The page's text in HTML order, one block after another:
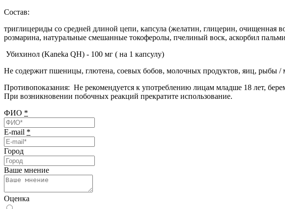
Состав:
триглицериды со средней длиной цепи, капсула (желатин, глицерин, очищенная
розмарина, натуральные смешанные токоферолы, пчелиный воск, аскорбил
Убихинол (Kaneka QH) - 100 мг ( на 1 капсулу)
Не содержит пшеницы, глютена, соевых бобов, молочных продуктов, яиц, рыбы /
Противопоказания: Не рекомендуется к употреблению лицам младше 18 лет,
При возникновении побочных реакций прекратите использование.
ФИО *
E-mail *
Город
Ваше мнение
Оценка